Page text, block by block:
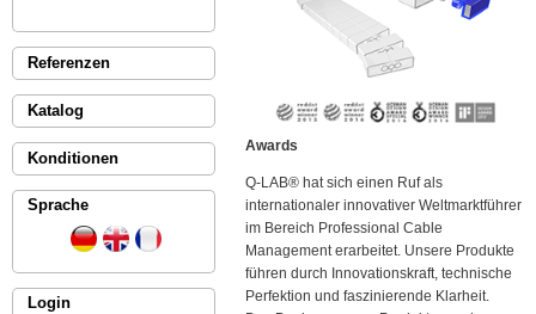
Referenzen
Katalog
Konditionen
Sprache
Login
Awards
Q-LAB® hat sich einen Ruf als
internationaler innovativer Weltmarktführer
im Bereich Professional Cable
Management erarbeitet. Unsere Produkte
führen durch Innovationskraft, technische
Perfektion und faszinierende Klarheit.